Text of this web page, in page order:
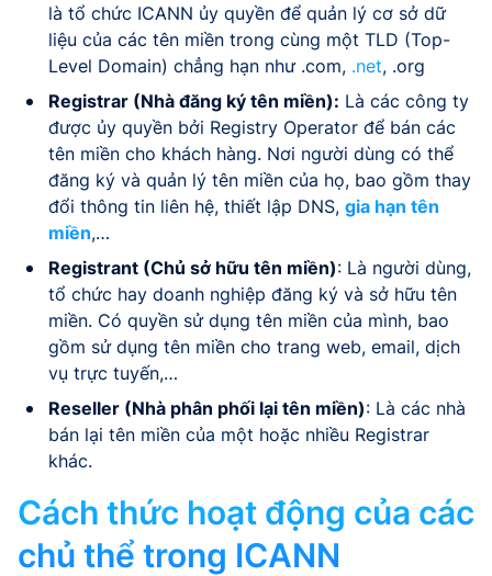
là tổ chức ICANN ủy quyền để quản lý cơ sở dữ
liệu của các tên miền trong cùng một TLD (Top-
Level Domain) chẳng hạn như .com, .net, .org
Registrar (Nhà đăng ký tên miền): Là các công ty
được ủy quyền bởi Registry Operator để bán các
tên miền cho khách hàng. Nơi người dùng có thể
đăng ký và quản lý tên miền của họ, bao gồm thay
đổi thông tin liên hệ, thiết lập DNS, gia hạn tên
miền,…
Registrant (Chủ sở hữu tên miền): Là người dùng,
tổ chức hay doanh nghiệp đăng ký và sở hữu tên
miền. Có quyền sử dụng tên miền của mình, bao
gồm sử dụng tên miền cho trang web, email, dịch
vụ trực tuyến,…
Reseller (Nhà phân phối lại tên miền): Là các nhà
bán lại tên miền của một hoặc nhiều Registrar
khác.
Cách thức hoạt động của các
chủ thể trong ICANN